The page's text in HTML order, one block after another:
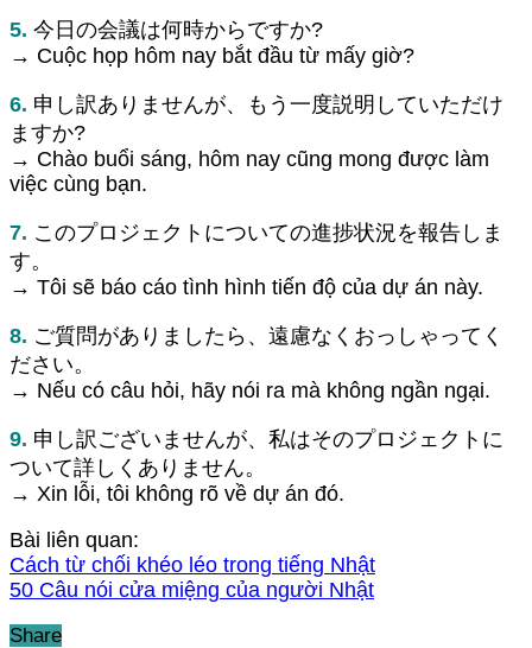
5. 今日の会議は何時からですか?
→ Cuộc họp hôm nay bắt đầu từ mấy giờ?
6. 申し訳ありませんが、もう一度説明していただけ
ますか?
→ Chào buổi sáng, hôm nay cũng mong được làm
việc cùng bạn.
7. このプロジェクトについての進捗状況を報告しま
す。
→ Tôi sẽ báo cáo tình hình tiến độ của dự án này.
8. ご質問がありましたら、遠慮なくおっしゃってく
ださい。
→ Nếu có câu hỏi, hãy nói ra mà không ngần ngại.
9. 申し訳ございませんが、私はそのプロジェクトに
ついて詳しくありません。
→ Xin lỗi, tôi không rõ về dự án đó.
Bài liên quan:
Cách từ chối khéo léo trong tiếng Nhật
50 Câu nói cửa miệng của người Nhật
Share